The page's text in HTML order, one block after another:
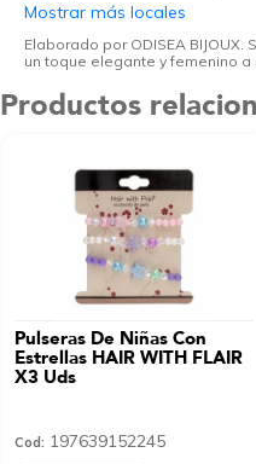
Mostrar más locales
Elaborado por ODISEA
un toque elegante y femenino a
Productos
Pulseras De Niñas Con
Estrellas HAIR WITH FLAIR
X3 Uds
Cod: 197639152245